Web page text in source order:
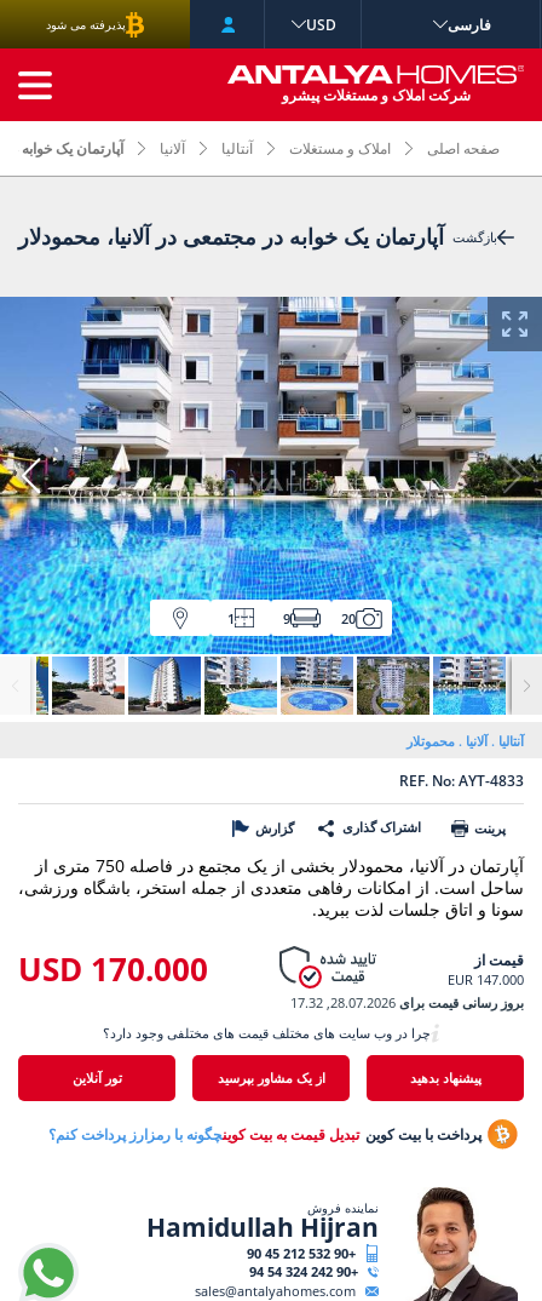
صفحه اصلی املاک و مستغلات آنتالیا آلانیا آپارتمان یک خوابه
بازگشت آپارتمان یک خوابه در مجتمعی در آلانیا، محمودلار
20
9
1
آنتالیا آلانیا محموتلار
REF. No: AYT-4833
پرینت اشتراک گذاری گزارش
آپارتمان در آلانیا، محمودلار بخشی از یک مجتمع در فاصله 750 متری از
ساحل است. از امکانات رفاهی متعددی از جمله استخر، باشگاه ورزشی،
سونا و اتاق جلسات لذت ببرید.
قیمت از
147.000 EUR
170.000 USD
بروز رسانی قیمت برای 28.07.2026, 17.32
پیشنهاد بدهید از یک مشاور بپرسید تور آنلاین
چرا در وب سایت های مختلف قیمت های مختلفی وجود دارد؟
پرداخت با بیت کوین تبدیل قیمت به بیت کوینچگونه با رمزارز پرداخت کنم؟
نماینده فروش
Hamidullah Hijran
+90 532 212 45 90
+90 242 324 54 94
sales@antalyahomes.com
فارسی USD پذیرفته می شود
شرکت املاک و مستغلات پیشرو
جستجوی پیشرفته